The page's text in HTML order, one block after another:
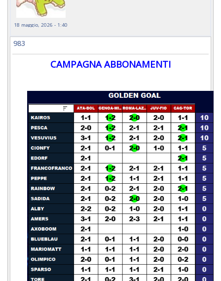
18 maggio, 2026 - 1:40
983
CAMPAGNA ABBONAMENTI